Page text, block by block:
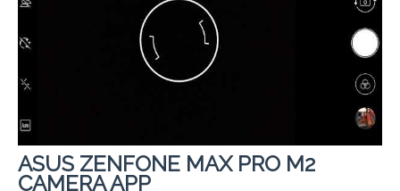
ASUS ZENFONE MAX PRO M2
CAMERA APP